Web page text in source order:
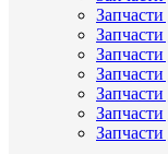
Запчасти
Запчасти
Запчасти
Запчасти